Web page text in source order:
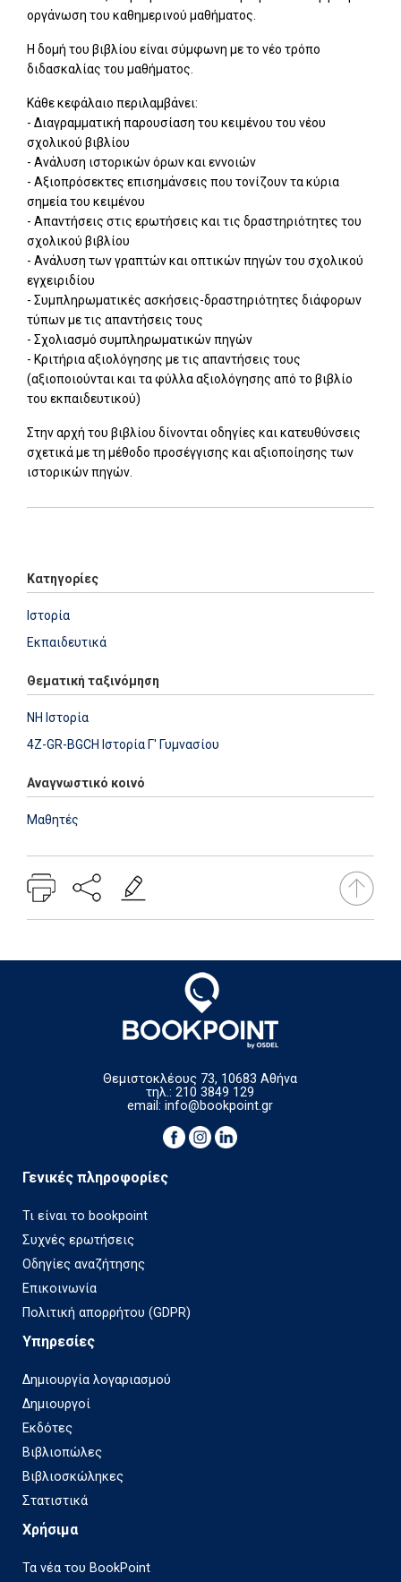
οργάνωση του καθημερινού μαθήματος.
Η δομή του βιβλίου είναι σύμφωνη με το νέο τρόπο
διδασκαλίας του μαθήματος.
Κάθε κεφάλαιο περιλαμβάνει:
- Διαγραμματική παρουσίαση του κειμένου του νέου
σχολικού βιβλίου
- Ανάλυση ιστορικών όρων και εννοιών
- Αξιοπρόσεκτες επισημάνσεις που τονίζουν τα κύρια
σημεία του κειμένου
- Απαντήσεις στις ερωτήσεις και τις δραστηριότητες του
σχολικού βιβλίου
- Ανάλυση των γραπτών και οπτικών πηγών του σχολικού
εγχειριδίου
- Συμπληρωματικές ασκήσεις-δραστηριότητες διάφορων
τύπων με τις απαντήσεις τους
- Σχολιασμό συμπληρωματικών πηγών
- Κριτήρια αξιολόγησης με τις απαντήσεις τους
(αξιοποιούνται και τα φύλλα αξιολόγησης από το βιβλίο
του εκπαιδευτικού)
Στην αρχή του βιβλίου δίνονται οδηγίες και κατευθύνσεις
σχετικά με τη μέθοδο προσέγγισης και αξιοποίησης των
ιστορικών πηγών.
Κατηγορίες
Ιστορία
Εκπαιδευτικά
Θεματική ταξινόμηση
NH Ιστορία
4Z-GR-BGCH Ιστορία Γ' Γυμνασίου
Αναγνωστικό κοινό
Μαθητές
Θεμιστοκλέους 73, 10683 Αθήνα
τηλ.: 210 3849 129
email:info@bookpoint.gr
Γενικές πληροφορίες
Τι είναι το bookpoint
Συχνές ερωτήσεις
Οδηγίες αναζήτησης
Επικοινωνία
Πολιτική απορρήτου (GDPR)
Υπηρεσίες
Δημιουργία λογαριασμού
Δημιουργοί
Εκδότες
Βιβλιοπώλες
Βιβλιοσκώληκες
Στατιστικά
Χρήσιμα
Τα νέα του BookPoint